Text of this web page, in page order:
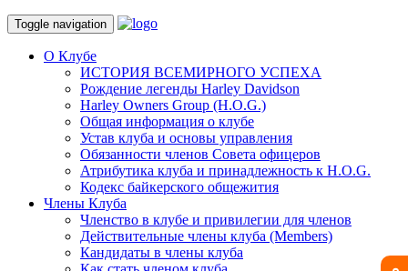
Toggle navigation
О Клубе
ИСТОРИЯ ВСЕМИРНОГО УСПЕХА
Рождение легенды Harley Davidson
Harley Owners Group (H.O.G.)
Общая информация о клубе
Устав клуба и основы управления
Обязанности членов Совета офицеров
Атрибутика клуба и принадлежность к H.O.G.
Кодекс байкерского общежития
Члены Клуба
Членство в клубе и привилегии для членов
Действительные члены клуба (Members)
Кандидаты в члены клуба